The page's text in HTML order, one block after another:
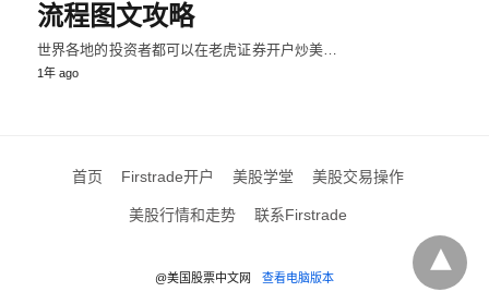
流程图文攻略
世界各地的投资者都可以在老虎证券开户炒美…
1年 ago
首页 Firstrade开户 美股学堂 美股交易操作
美股行情和走势 联系Firstrade
@美国股票中文网 查看电脑版本